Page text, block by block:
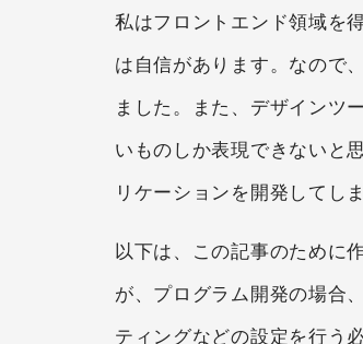
私はフロントエンド領域
は自信があります。なので
ました。また、デザインツ
いものしか表現できないと
リケーションを開発してし
以下は、この記事のために
が、プログラム開発の場合
ティングなどの設定を行う